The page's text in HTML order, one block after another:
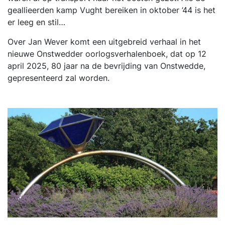
geallieerden kamp Vught bereiken in oktober ’44 is het
er leeg en stil…
Over Jan Wever komt een uitgebreid verhaal in het
nieuwe Onstwedder oorlogsverhalenboek, dat op 12
april 2025, 80 jaar na de bevrijding van Onstwedde,
gepresenteerd zal worden.